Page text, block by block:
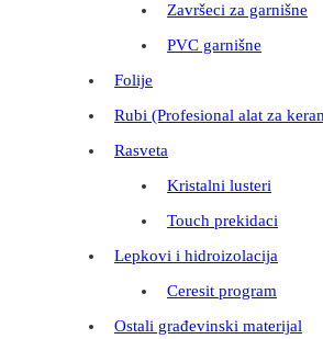
Završeci za garnišne
PVC garnišne
Folije
Rubi (Profesional alat za
Rasveta
Kristalni lusteri
Touch prekidaci
Lepkovi i hidroizolacija
Ceresit program
Ostali građevinski materijal